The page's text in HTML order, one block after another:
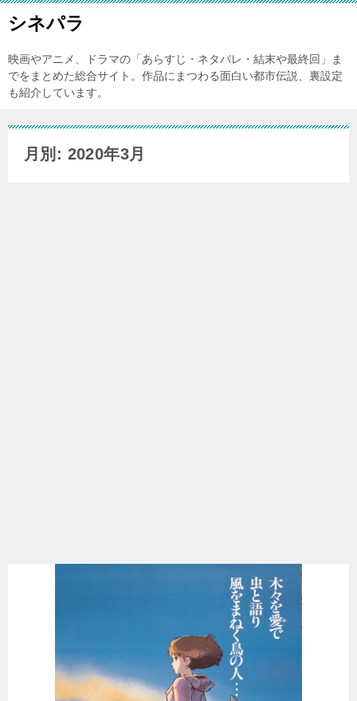
シネパラ
映画やアニメ、ドラマの「あらすじ・ネタバレ・結末や最終回」ま
でをまとめた総合サイト。作品にまつわる面白い都市伝説、裏設定
も紹介しています。
月別: 2020年3月